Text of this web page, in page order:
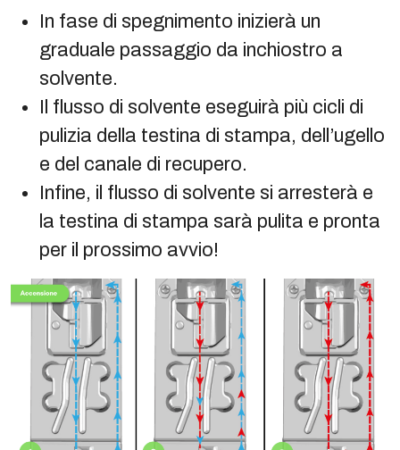
In fase di spegnimento inizierà un
graduale passaggio da inchiostro a
solvente.
Il flusso di solvente eseguirà più cicli di
pulizia della testina di stampa, dell’ugello
e del canale di recupero.
Infine, il flusso di solvente si arresterà e
la testina di stampa sarà pulita e pronta
per il prossimo avvio!